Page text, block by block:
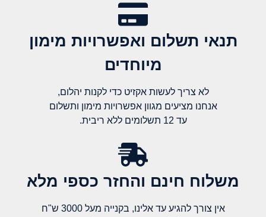
תנאי תשלום ואפשרויות מימון
מיוחדים
לא צריך לעשות אקזיט כדי לקנות יהלום,
אנחנו מציעים מגוון אפשרויות מימון ותשלום
עד 12 תשלומים ללא ריבית.
משלוח חינם והחזר כספי מלא​
אין צורך להגיע עד אלינו, בקנייה מעל 3000 ש"ח